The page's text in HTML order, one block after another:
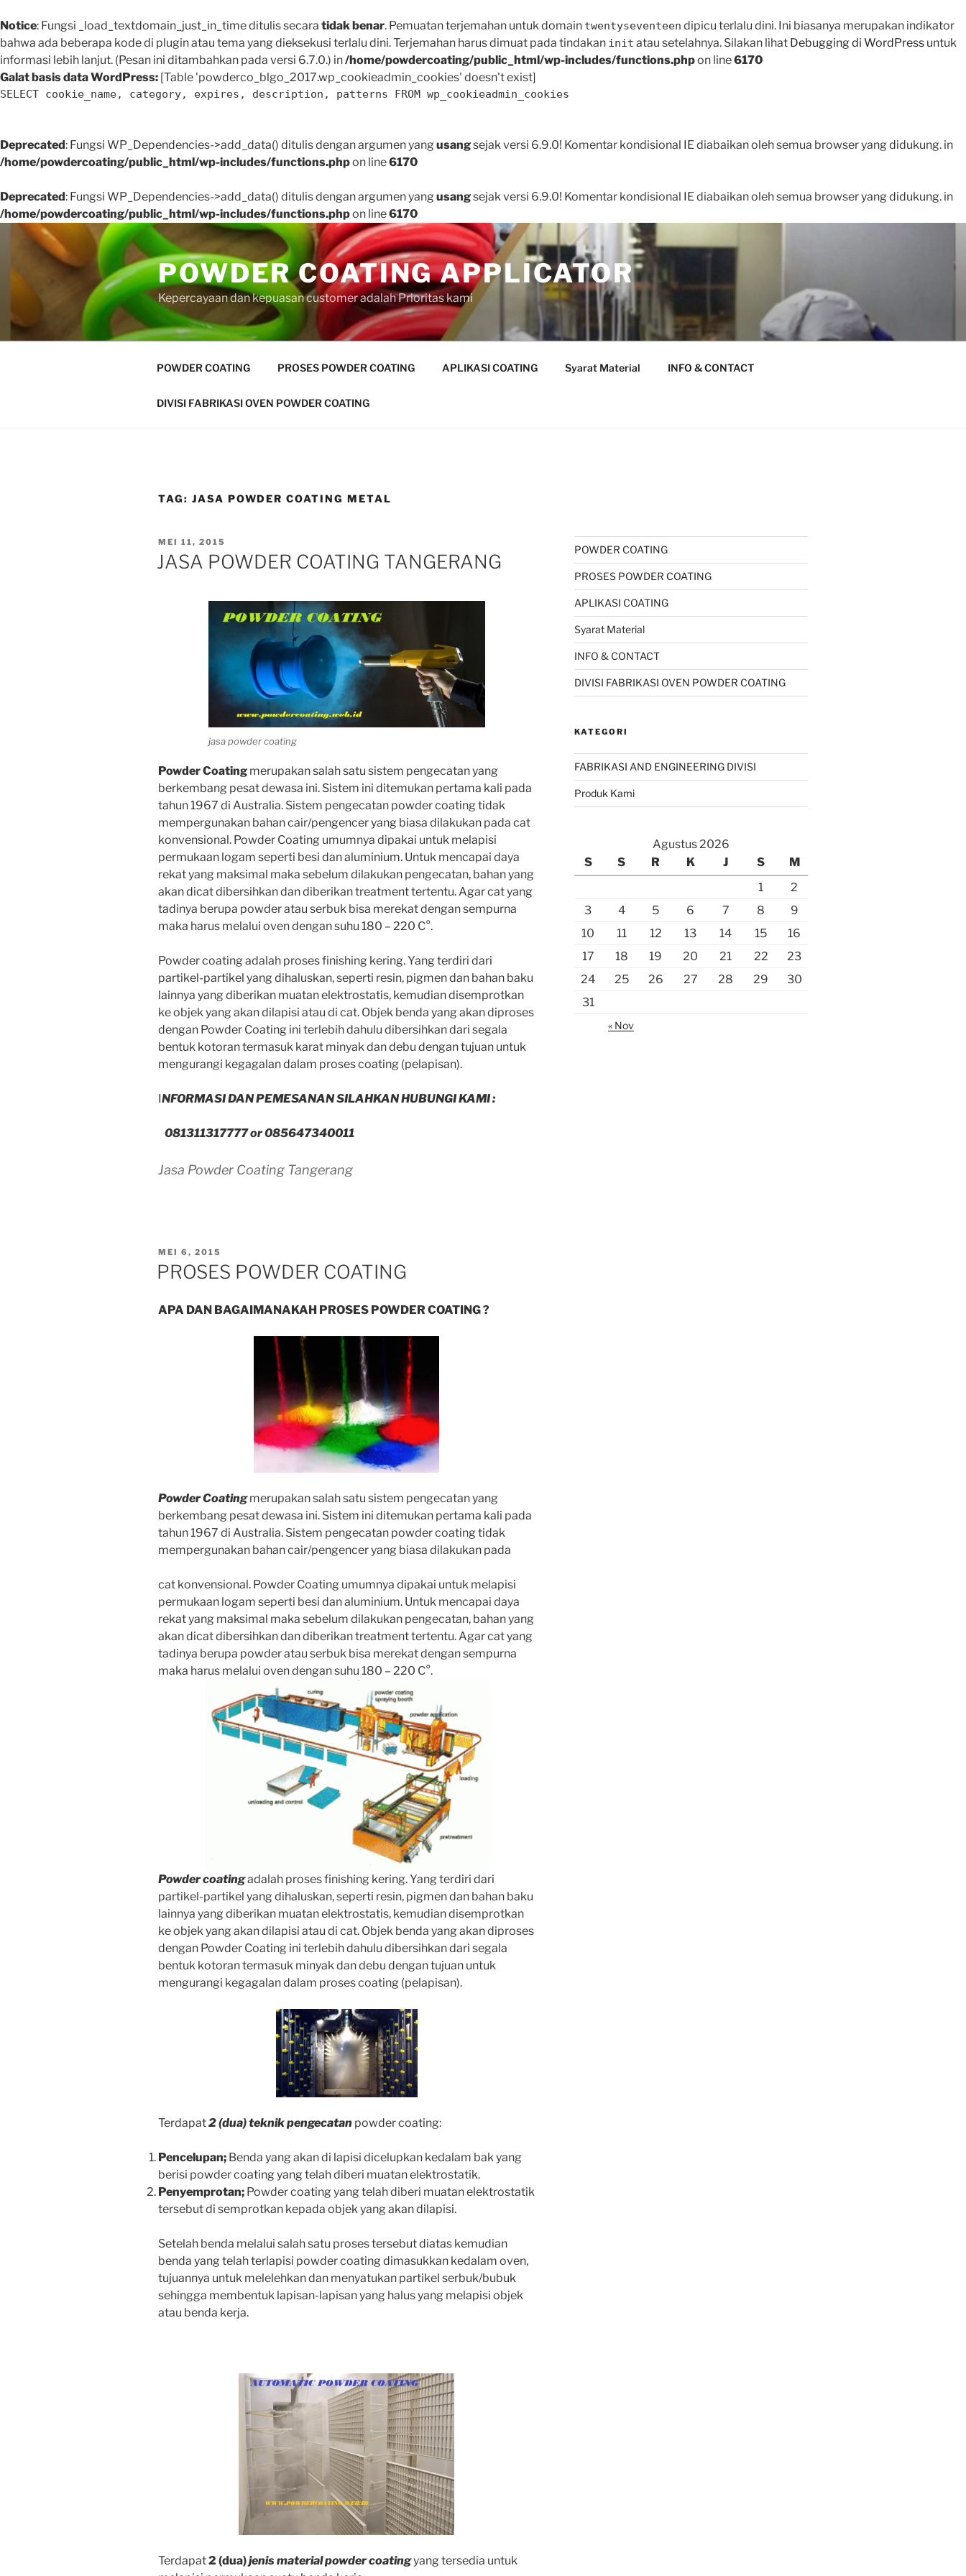
Notice: Fungsi _load_textdomain_just_in_time ditulis secara tidak benar. Pemuatan terjemahan untuk domain twentyseventeen dipicu terlalu dini. Ini biasanya merupakan indikator
bahwa ada beberapa kode di plugin atau tema yang dieksekusi terlalu dini. Terjemahan harus dimuat pada tindakan init atau setelahnya. Silakan lihat Debugging di WordPress untuk
informasi lebih lanjut. (Pesan ini ditambahkan pada versi 6.7.0.) in/home/powdercoating/public_html/wp-includes/functions.phpon line6170
Galat basis data WordPress: [Table 'powderco_blgo_2017.wp_cookieadmin_cookies' doesn't exist]
SELECT cookie_name, category, expires, description, patterns FROM wp_cookieadmin_cookies
Deprecated: Fungsi WP_Dependencies->add_data() ditulis dengan argumen yang usangsejak versi 6.9.0! Komentar kondisional IE diabaikan oleh semua browser yang didukung. in
/home/powdercoating/public_html/wp-includes/functions.phpon line6170
Deprecated: Fungsi WP_Dependencies->add_data() ditulis dengan argumen yang usangsejak versi 6.9.0! Komentar kondisional IE diabaikan oleh semua browser yang didukung. in
/home/powdercoating/public_html/wp-includes/functions.phpon line6170
Skip
POWDER COATING APPLICATOR
Kepercayaan dan kepuasan customer adalah Prioritas kami
POWDER COATING PROSES POWDER COATING APLIKASI COATING Syarat Material INFO & CONTACT
DIVISI FABRIKASI OVEN POWDER COATING
TAG: JASA POWDER COATING METAL
POSTED
ON
MEI 11, 2015
JASA POWDER COATING TANGERANG
jasa powder coating
Powder Coating merupakan salah satu sistem pengecatan yang
berkembang pesat dewasa ini. Sistem ini ditemukan pertama kali pada
tahun 1967 di Australia. Sistem pengecatan powder coating tidak
mempergunakan bahan cair/pengencer yang biasa dilakukan pada cat
konvensional. Powder Coating umumnya dipakai untuk melapisi
permukaan logam seperti besi dan aluminium. Untuk mencapai daya
rekat yang maksimal maka sebelum dilakukan pengecatan, bahan yang
akan dicat dibersihkan dan diberikan treatment tertentu. Agar cat yang
tadinya berupa powder atau serbuk bisa merekat dengan sempurna
maka harus melalui oven dengan suhu 180 – 220 C°.
Powder coating adalah proses finishing kering. Yang terdiri dari
partikel-partikel yang dihaluskan, seperti resin, pigmen dan bahan baku
lainnya yang diberikan muatan elektrostatis, kemudian disemprotkan
ke objek yang akan dilapisi atau di cat. Objek benda yang akan diproses
dengan Powder Coating ini terlebih dahulu dibersihkan dari segala
bentuk kotoran termasuk karat minyak dan debu dengan tujuan untuk
mengurangi kegagalan dalam proses coating (pelapisan).
INFORMASI DAN PEMESANAN SILAHKAN HUBUNGI KAMI :
081311317777 or 085647340011
Jasa Powder Coating Tangerang
POSTED
ON
MEI 6, 2015
PROSES POWDER COATING
APA DAN BAGAIMANAKAH PROSES POWDER COATING ?
Powder Coating merupakan salah satu sistem pengecatan yang
berkembang pesat dewasa ini. Sistem ini ditemukan pertama kali pada
tahun 1967 di Australia. Sistem pengecatan powder coating tidak
mempergunakan bahan cair/pengencer yang biasa dilakukan pada
cat konvensional. Powder Coating umumnya dipakai untuk melapisi
permukaan logam seperti besi dan aluminium. Untuk mencapai daya
rekat yang maksimal maka sebelum dilakukan pengecatan, bahan yang
akan dicat dibersihkan dan diberikan treatment tertentu. Agar cat yang
tadinya berupa powder atau serbuk bisa merekat dengan sempurna
maka harus melalui oven dengan suhu 180 – 220 C°.
Powder coatingadalah proses finishing kering. Yang terdiri dari
partikel-partikel yang dihaluskan, seperti resin, pigmen dan bahan baku
lainnya yang diberikan muatan elektrostatis, kemudian disemprotkan
ke objek yang akan dilapisi atau di cat. Objek benda yang akan diproses
dengan Powder Coating ini terlebih dahulu dibersihkan dari segala
bentuk kotoran termasuk minyak dan debu dengan tujuan untuk
mengurangi kegagalan dalam proses coating (pelapisan).
Terdapat2 (dua) teknik pengecatan powder coating:
Pencelupan; Benda yang akan di lapisi dicelupkan kedalam bak yang
berisi powder coating yang telah diberi muatan elektrostatik.
Penyemprotan; Powder coating yang telah diberi muatan elektrostatik
tersebut di semprotkan kepada objek yang akan dilapisi.
Setelah benda melalui salah satu proses tersebut diatas kemudian
benda yang telah terlapisi powder coating dimasukkan kedalam oven,
tujuannya untuk melelehkan dan menyatukan partikel serbuk/bubuk
sehingga membentuk lapisan-lapisan yang halus yang melapisi objek
atau benda kerja.
Terdapat2 (dua)jenis material powder coatingyang tersedia untuk
POWDER COATING
PROSES POWDER COATING
APLIKASI COATING
Syarat Material
INFO & CONTACT
DIVISI FABRIKASI OVEN POWDER COATING
KATEGORI
FABRIKASI AND ENGINEERING DIVISI
Produk Kami
Agustus 2026
S
S R K J S
M
1
2
3
4 5 6 7 8
9
10
11 12 13 14 15
16
17
18 19 20 21 22
23
24
25 26 27 28 29
30
31
« Nov